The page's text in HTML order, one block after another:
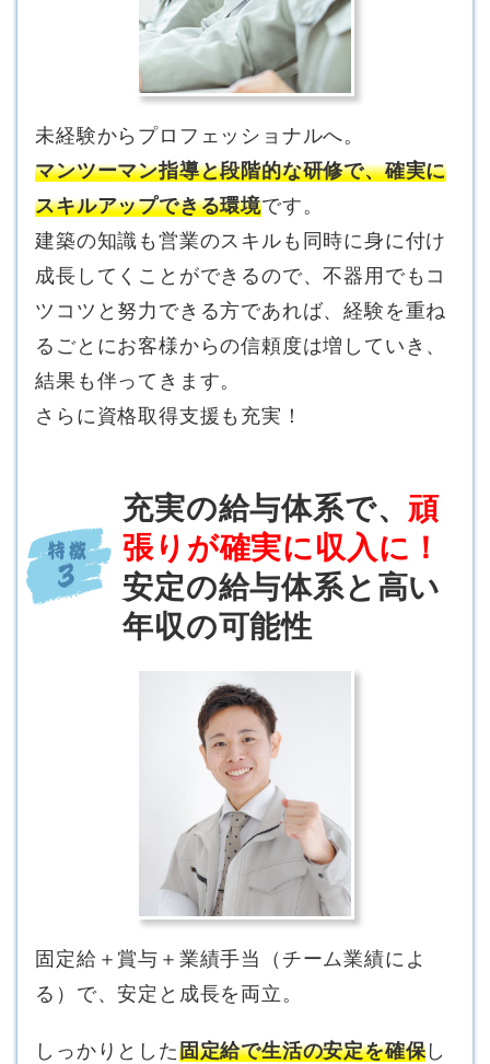
未経験からプロフェッショナルへ。
マンツーマン指導と段階的な研修で、確実に
スキルアップできる環境です。
建築の知識も営業のスキルも同時に身に付け
成長してくことができるので、不器用でもコ
ツコツと努力できる方であれば、経験を重ね
るごとにお客様からの信頼度は増していき、
結果も伴ってきます。
さらに資格取得支援も充実！
充実の給与体系で、 頑
張りが確実に収入に！
安定の給与体系と高い
年収の可能性
固定給＋賞与＋業績手当（チーム業績によ
る）で、安定と成長を両立。
しっかりとした固定給で生活の安定を確保し